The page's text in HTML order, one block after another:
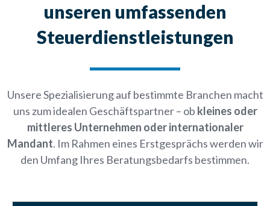
unseren umfassenden
Steuerdienstleistungen
Unsere Spezialisierung auf bestimmte Branchen macht
uns zum idealen Geschäftspartner – ob kleines oder
mittleres Unternehmen oder internationaler
Mandant. Im Rahmen eines Erstgesprächs werden wir
den Umfang Ihres Beratungsbedarfs bestimmen.